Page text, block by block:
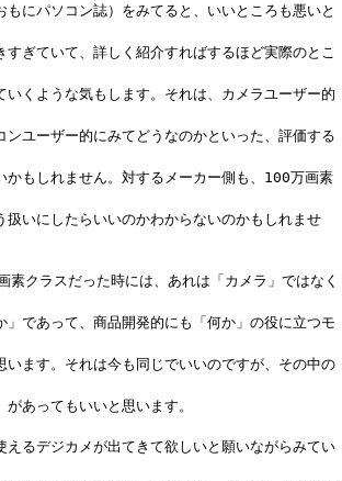
もにパソコン誌）をみてると、いいところも悪いと
すぎていて、詳しく紹介すればするほど実際のとこ
いくような気もします。それは、カメラユーザー的
ンユーザー的にみてどうなのかといった、評価する
かもしれません。対するメーカー側も、100万画素
扱いにしたらいいのかわからないのかもしれませ
素クラスだった時には、あれは「カメラ」ではなく
」であって、商品開発的にも「何か」の役に立つモ
います。それは今も同じでいいのですが、その中の
あってもいいと思います。
えるデジカメが出てきて欲しいと願いながらみてい